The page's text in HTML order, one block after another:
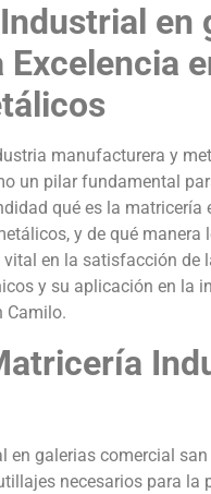
en
Excelencia
manufacturera y
un pilar fundamental
qué es la
y de qué
en la satisfacción de
y su aplicación en la
Camilo.
en galerias comercial
necesarios para la